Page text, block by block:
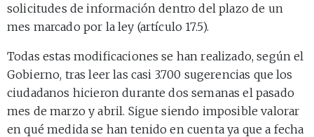
solicitudes de información dentro del plazo de un
mes marcado por la ley (artículo 17.5).
Todas estas modificaciones se han realizado, según el
Gobierno, tras leer las casi 3.700 sugerencias que los
ciudadanos hicieron durante dos semanas el pasado
mes de marzo y abril. Sigue siendo imposible valorar
en qué medida se han tenido en cuenta ya que a fecha